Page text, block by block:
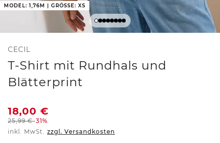
MODEL: 1,76M | GRÖSSE: XS
CECIL
T-Shirt mit Rundhals und
Blätterprint
18,00 €
25,99€-31%
inkl. MwSt. zzgl. Versandkosten